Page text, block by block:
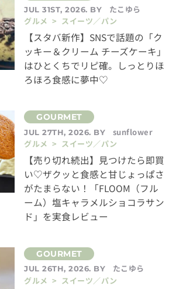
JUL 31ST, 2026. BY
たこゆら
グルメ > スイーツ／パン
【スタバ新作】SNSで話題の「ク
ッキー＆クリーム チーズケーキ」
はひとくちでリピ確。しっとりほ
ろほろ食感に夢中♡
JUL 27TH, 2026. BY
sunflower
グルメ > スイーツ／パン
【売り切れ続出】見つけたら即買
い♡ザクッと食感と甘じょっぱさ
がたまらない！「FLOOM（フル
ーム）塩キャラメルショコラサン
ド」を実食レビュー
JUL 26TH, 2026. BY
たこゆら
グルメ > スイーツ／パン